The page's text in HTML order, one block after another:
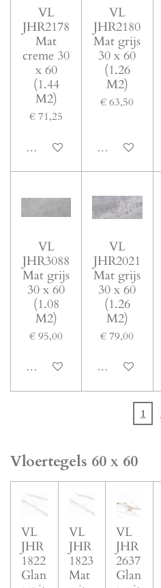
VL
JHR2178
Mat
creme 30
x 60
(1.44
M2)
€ 71,25
In winkelwagen
VL
JHR2180
Mat grijs
30 x 60
(1.26
M2)
€ 63,50
In winkelwagen
VL
JHR3088
Mat grijs
30 x 60
(1.08
M2)
€ 95,00
In winkelwagen
VL
JHR2021
Mat grijs
30 x 60
(1.26
M2)
€ 79,00
In winkelwagen
1
Vloertegels 60 x 60
VL
JHR
1822
Glan
VL
JHR
1823
Mat
VL
JHR
2637
Glan